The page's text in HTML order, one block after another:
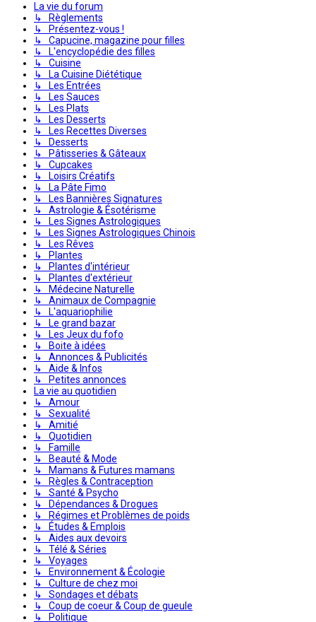
La vie du forum
↳ Règlements
↳ Présentez-vous !
↳ Capucine, magazine pour filles
↳ L'encyclopédie des filles
↳ Cuisine
↳ La Cuisine Diététique
↳ Les Entrées
↳ Les Sauces
↳ Les Plats
↳ Les Desserts
↳ Les Recettes Diverses
↳ Desserts
↳ Pâtisseries & Gâteaux
↳ Cupcakes
↳ Loisirs Créatifs
↳ La Pâte Fimo
↳ Les Bannières Signatures
↳ Astrologie & Ésotérisme
↳ Les Signes Astrologiques
↳ Les Signes Astrologiques Chinois
↳ Les Rêves
↳ Plantes
↳ Plantes d'intérieur
↳ Plantes d'extérieur
↳ Médecine Naturelle
↳ Animaux de Compagnie
↳ L'aquariophilie
↳ Le grand bazar
↳ Les Jeux du fofo
↳ Boite à idées
↳ Annonces & Publicités
↳ Aide & Infos
↳ Petites annonces
La vie au quotidien
↳ Amour
↳ Sexualité
↳ Amitié
↳ Quotidien
↳ Famille
↳ Beauté & Mode
↳ Mamans & Futures mamans
↳ Règles & Contraception
↳ Santé & Psycho
↳ Dépendances & Drogues
↳ Régimes et Problèmes de poids
↳ Études & Emplois
↳ Aides aux devoirs
↳ Télé & Séries
↳ Voyages
↳ Environnement & Écologie
↳ Culture de chez moi
↳ Sondages et débats
↳ Coup de coeur & Coup de gueule
↳ Politique